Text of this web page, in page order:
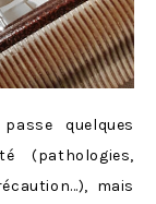
quelques
(pathologies,
mais